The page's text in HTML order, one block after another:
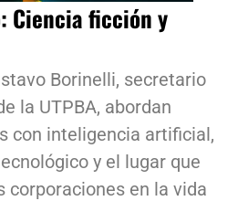
Ciencia ficción y
Borinelli, secretario
la UTPBA, abordan
con inteligencia artificial,
y el lugar que
corporaciones en la vida